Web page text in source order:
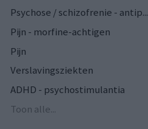
Psychose / schizofrenie - antip...
Pijn - morfine-achtigen
Pijn
Verslavingsziekten
ADHD - psychostimulantia
Toon alle...